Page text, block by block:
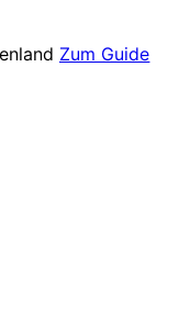
Zum Guide